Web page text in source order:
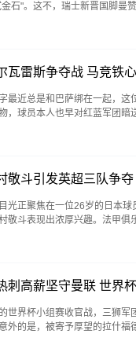
石"。这不，瑞士新晋国脚曼
瓦雷斯争夺战 马竞铁
最近总是和巴萨绑在一起，
，球员本人也早对红蓝军团
敬斗引发英超三队争
光正聚焦在一位26岁的日本
敬斗表现出浓厚兴趣。法甲
刺高薪坚守曼联 世界
世界杯小组赛收官战，三狮
外的是，被寄予厚望的拉什